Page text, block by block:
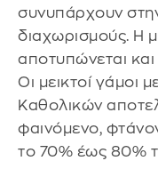
συνυπάρχουν
διαχωρισμούς. Η
αποτυπώνεται και
Οι μεικτοί γάμοι
Καθολικών
φαινόμενο,
το 70% έως 80%